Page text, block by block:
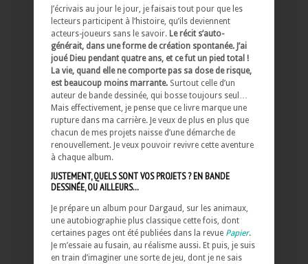
J’écrivais au jour le jour, je faisais tout pour que les
lecteurs participent à l’histoire, qu’ils deviennent
acteurs-joueurs sans le savoir. Le récit s’auto-
générait, dans une forme de création spontanée. J’ai
joué Dieu pendant quatre ans, et ce fut un pied total !
La vie, quand elle ne comporte pas sa dose de risque,
est beaucoup moins marrante. Surtout celle d’un
auteur de bande dessinée, qui bosse toujours seul…
Mais effectivement, je pense que ce livre marque une
rupture dans ma carrière. Je veux de plus en plus que
chacun de mes projets naisse d’une démarche de
renouvellement. Je veux pouvoir revivre cette aventure
à chaque album.
JUSTEMENT, QUELS SONT VOS PROJETS ? EN BANDE
DESSINÉE, OU AILLEURS…
Je prépare un album pour Dargaud, sur les animaux,
une autobiographie plus classique cette fois, dont
certaines pages ont été publiées dans la revue Papier.
Je m’essaie au fusain, au réalisme aussi. Et puis, je suis
en train d’imaginer une sorte de jeu, dont je ne sais